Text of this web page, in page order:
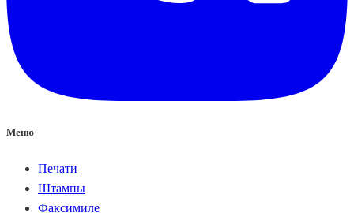
Меню
Печати
Штампы
Факсимиле